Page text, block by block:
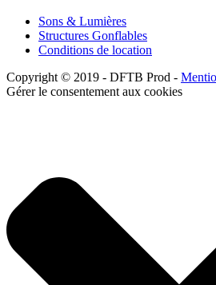
Sons & Lumières
Structures Gonflables
Conditions de location
Copyright © 2019 - DFTB Prod -
Gérer le consentement aux cookies